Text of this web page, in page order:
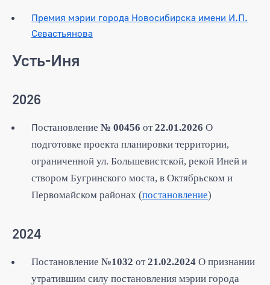
Премия мэрии города Новосибирска имени И.П.
Севастьянова
Усть-Иня
2026
Постановление № 00456 от22.01.2026 О
подготовке проекта планировки территории,
ограниченной ул. Большевистской, рекой Иней и
створом Бугринского моста, в Октябрьском и
Первомайском районах (постановление)
2024
Постановление №1032 от21.02.2024 О признании
утратившим силу постановления мэрии города